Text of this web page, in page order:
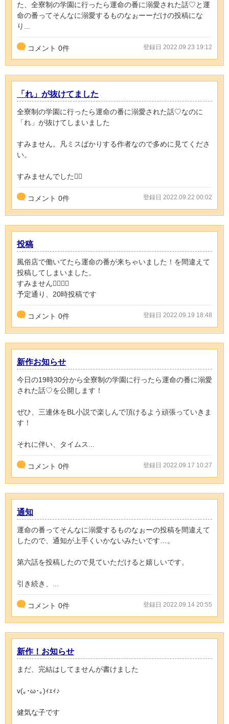
た、全寮制の学園に行ったら運命の番に溺愛された話♡と運
命の番ってそんなに溺愛するものなぉーーだけの投稿にな
り...
コメント 0件 登録日 2022.09.23 19:12
「れ」が抜けてました
全寮制の学園に行ったら運命の番に溺愛された話♡なのに
「れ」が抜けてしまいました
すみません。凡ミスばかりする作者なので多めに見てくださ
い。
すみませんでした🙇‍♀️
コメント 0件 登録日 2022.09.22 00:02
投稿
風俗店で働いてたら運命の番が来ちゃいました！を間違えて
投稿してしまいました。
すみません🙇‍♀️🙇‍♀️
予定通り、20時投稿です
コメント 0件 登録日 2022.09.19 18:48
新作お知らせ
今日の19時30分から全寮制の学園に行ったら運命の番に溺愛
された話♡を公開します！
ぜひ、三連休をBL小説で楽しんで頂けるよう頑張っていきま
す！
それに伴い、タイムス...
コメント 0件 登録日 2022.09.17 10:27
通知
運命の番ってそんなに溺愛するものなぉーの投稿を間違えて
したので、通知が上手くいかないみたいです…。
第六話を投稿したので見ていただけると嬉しいです。
引き続き、...
コメント 0件 登録日 2022.09.14 20:55
新作！お知らせ
まだ、完結はしてませんが書けました
v(｡･ω･｡)ｨｪｨ♪
健気な子です